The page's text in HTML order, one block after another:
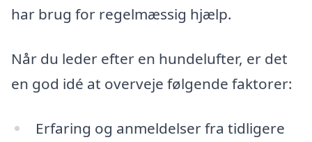
har brug for regelmæssig hjælp.
Når du leder efter en hundelufter, er det
en god idé at overveje følgende faktorer:
Erfaring og anmeldelser fra tidligere